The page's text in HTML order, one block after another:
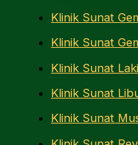
Klinik Sunat
Klinik Sunat
Klinik Sunat
Klinik Sunat
Klinik Sunat